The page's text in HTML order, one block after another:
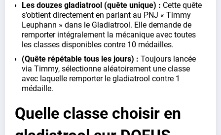
Les douzes gladiatrool (quête unique) : Cette quête
s’obtient directement en parlant au PNJ « Timmy
Leuphann » dans le Gladiatrool. Elle demande de
remporter intégralement la mécanique avec toutes
les classes disponibles contre 10 médailles.
(Quête répétable tous les jours) : Toujours lancée
via Timmy, sélectionne aléatoirement une classe
avec laquelle remporter le gladiatrool contre 1
médaille.
Quelle classe choisir en